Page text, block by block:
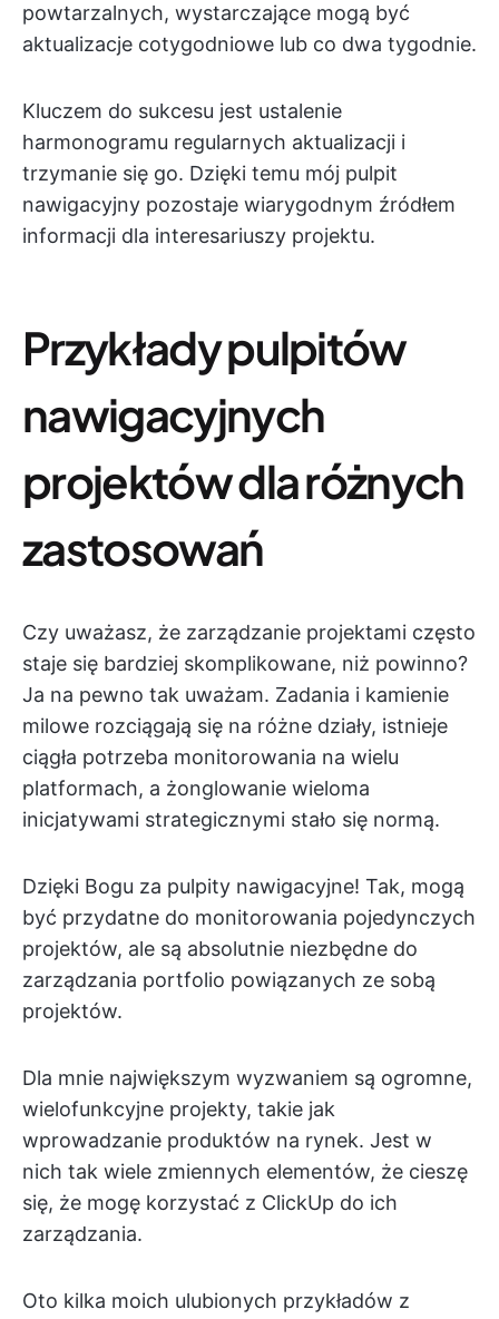
powtarzalnych, wystarczające mogą być
aktualizacje cotygodniowe lub co dwa tygodnie.
Kluczem do sukcesu jest ustalenie
harmonogramu regularnych aktualizacji i
trzymanie się go. Dzięki temu mój pulpit
nawigacyjny pozostaje wiarygodnym źródłem
informacji dla interesariuszy projektu.
Przykłady pulpitów
nawigacyjnych
projektów dla różnych
zastosowań
Czy uważasz, że zarządzanie projektami często
staje się bardziej skomplikowane, niż powinno?
Ja na pewno tak uważam. Zadania i kamienie
milowe rozciągają się na różne działy, istnieje
ciągła potrzeba monitorowania na wielu
platformach, a żonglowanie wieloma
inicjatywami strategicznymi stało się normą.
Dzięki Bogu za pulpity nawigacyjne! Tak, mogą
być przydatne do monitorowania pojedynczych
projektów, ale są absolutnie niezbędne do
zarządzania portfolio powiązanych ze sobą
projektów.
Dla mnie największym wyzwaniem są ogromne,
wielofunkcyjne projekty, takie jak
wprowadzanie produktów na rynek. Jest w
nich tak wiele zmiennych elementów, że cieszę
się, że mogę korzystać z ClickUp do ich
zarządzania.
Oto kilka moich ulubionych przykładów z